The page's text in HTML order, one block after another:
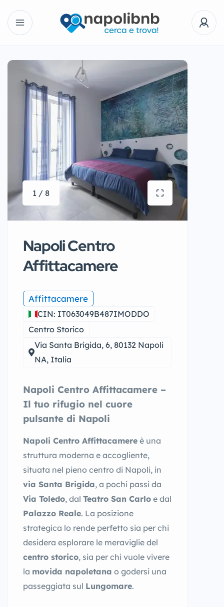
1 / 8
Napoli Centro
Affittacamere
Affittacamere
CIN: IT063049B487IMODDO
Centro Storico
Via Santa Brigida, 6, 80132 Napoli
NA, Italia
Napoli Centro Affittacamere –
Il tuo rifugio nel cuore
pulsante di Napoli
Napoli Centro Affittacamere è una
struttura moderna e accogliente,
situata nel pieno centro di Napoli, in
via Santa Brigida, a pochi passi da
Via Toledo, dal Teatro San Carlo e dal
Palazzo Reale. La posizione
strategica lo rende perfetto sia per chi
desidera esplorare le meraviglie del
centro storico, sia per chi vuole vivere
la movida napoletana o godersi una
passeggiata sul Lungomare.